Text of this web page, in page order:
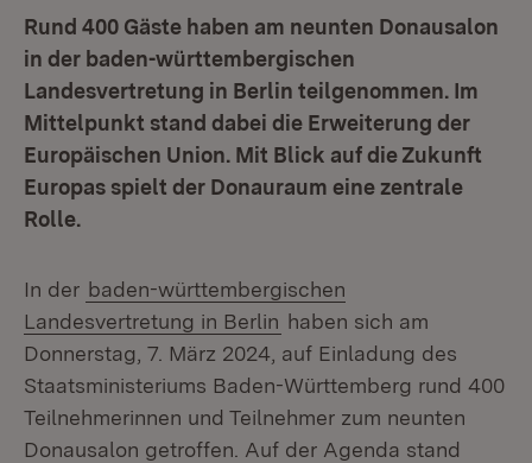
Rund 400 Gäste haben am neunten Donausalon
in der baden-württembergischen
Landesvertretung in Berlin teilgenommen. Im
Mittelpunkt stand dabei die Erweiterung der
Europäischen Union. Mit Blick auf die Zukunft
Europas spielt der Donauraum eine zentrale
Rolle.
In der baden-württembergischen
Landesvertretung in Berlin haben sich am
Donnerstag, 7. März 2024, auf Einladung des
Staatsministeriums Baden-Württemberg rund 400
Teilnehmerinnen und Teilnehmer zum neunten
Donausalon getroffen. Auf der Agenda stand